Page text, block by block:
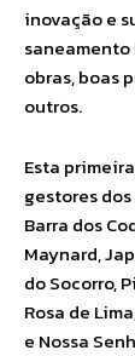
inovação e
obras, boas
outros.
Esta
gestores
Barra dos
Maynard,
do Socorro,
Rosa de
e Nossa